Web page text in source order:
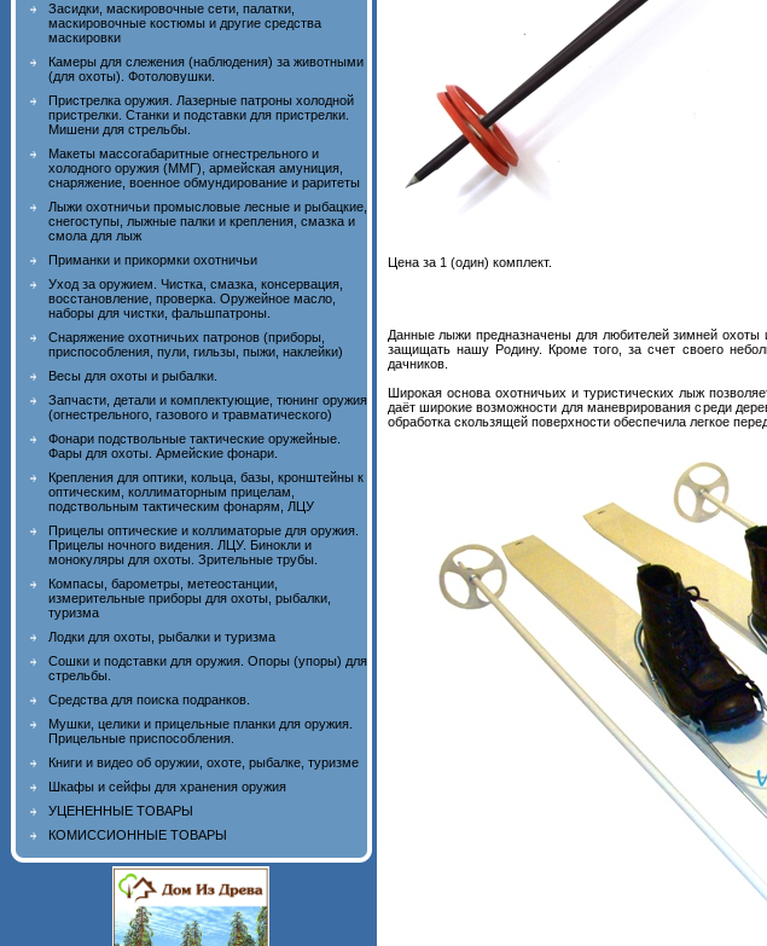
Засидки, маскировочные сети, палатки,
маскировочные костюмы и другие средства
маскировки
Камеры для слежения (наблюдения) за животными
(для охоты). Фотоловушки.
Пристрелка оружия. Лазерные патроны холодной
пристрелки. Станки и подставки для пристрелки.
Мишени для стрельбы.
Макеты массогабаритные огнестрельного и
холодного оружия (ММГ), армейская амуниция,
снаряжение, военное обмундирование и раритеты
Лыжи охотничьи промысловые лесные и рыбацкие,
снегоступы, лыжные палки и крепления, смазка и
смола для лыж
Приманки и прикормки охотничьи
Уход за оружием. Чистка, смазка, консервация,
восстановление, проверка. Оружейное масло,
наборы для чистки, фальшпатроны.
Снаряжение охотничьих патронов (приборы,
приспособления, пули, гильзы, пыжи, наклейки)
Весы для охоты и рыбалки.
Запчасти, детали и комплектующие, тюнинг оружия
(огнестрельного, газового и травматического)
Фонари подствольные тактические оружейные.
Фары для охоты. Армейские фонари.
Крепления для оптики, кольца, базы, кронштейны к
оптическим, коллиматорным прицелам,
подствольным тактическим фонарям, ЛЦУ
Прицелы оптические и коллиматорые для оружия.
Прицелы ночного видения. ЛЦУ. Бинокли и
монокуляры для охоты. Зрительные трубы.
Компасы, барометры, метеостанции,
измерительные приборы для охоты, рыбалки,
туризма
Лодки для охоты, рыбалки и туризма
Сошки и подставки для оружия. Опоры (упоры) для
стрельбы.
Средства для поиска подранков.
Мушки, целики и прицельные планки для оружия.
Прицельные приспособления.
Книги и видео об оружии, охоте, рыбалке, туризме
Шкафы и сейфы для хранения оружия
УЦЕНЕННЫЕ ТОВАРЫ
КОМИССИОННЫЕ ТОВАРЫ
Цена за 1 (один) комплект.
Данные лыжи предназначены для любителей зимней охоты
защищать нашу Родину. Кроме того, за счет своего
дачников.
Широкая основа охотничьих и туристических лыж
даёт широкие возможности для маневрирования среди
обработка скользящей поверхности обеспечила легкое